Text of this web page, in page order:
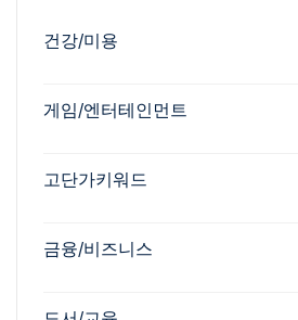
건강/미용
게임/엔터테인먼트
고단가키워드
금융/비즈니스